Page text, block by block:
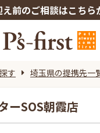
え前のご相談はこち
す 埼玉県の提携先一
ーSOS朝霞店